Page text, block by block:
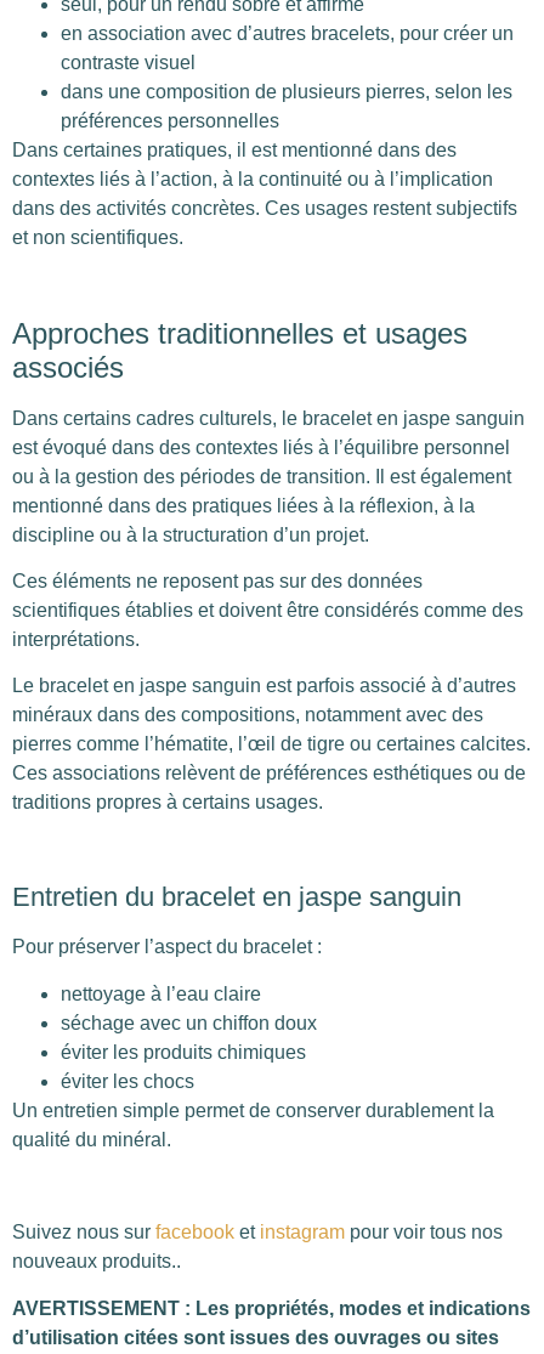
en association avec d’autres bracelets, pour créer un
contraste visuel
dans une composition de plusieurs pierres, selon les
préférences personnelles
Dans certaines pratiques, il est mentionné dans des
contextes liés à l’action, à la continuité ou à l’implication
dans des activités concrètes. Ces usages restent subjectifs
et non scientifiques.
Approches traditionnelles et usages
associés
Dans certains cadres culturels, le bracelet en jaspe sanguin
est évoqué dans des contextes liés à l’équilibre personnel
ou à la gestion des périodes de transition. Il est également
mentionné dans des pratiques liées à la réflexion, à la
discipline ou à la structuration d’un projet.
Ces éléments ne reposent pas sur des données
scientifiques établies et doivent être considérés comme des
interprétations.
Le bracelet en jaspe sanguin est parfois associé à d’autres
minéraux dans des compositions, notamment avec des
pierres comme l’hématite, l’œil de tigre ou certaines calcites.
Ces associations relèvent de préférences esthétiques ou de
traditions propres à certains usages.
Entretien du bracelet en jaspe sanguin
Pour préserver l’aspect du bracelet :
nettoyage à l’eau claire
séchage avec un chiffon doux
éviter les produits chimiques
éviter les chocs
Un entretien simple permet de conserver durablement la
qualité du minéral.
Suivez nous sur facebook et instagram pour voir tous nos
nouveaux produits..
AVERTISSEMENT : Les propriétés, modes et indications
d’utilisation citées sont issues des ouvrages ou sites